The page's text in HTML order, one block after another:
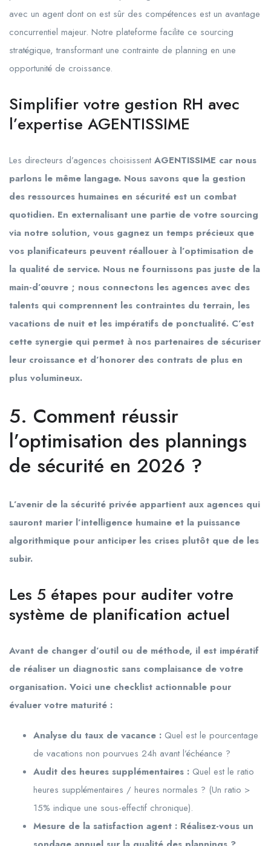
avec un agent dont on est sûr des compétences est un avantage
concurrentiel majeur. Notre plateforme facilite ce sourcing
stratégique, transformant une contrainte de planning en une
opportunité de croissance.
Simplifier votre gestion RH avec
l’expertise AGENTISSIME
Les directeurs d’agences choisissent AGENTISSIME car nous
parlons le même langage. Nous savons que la gestion
des ressources humaines en sécurité est un combat
quotidien. En externalisant une partie de votre sourcing
via notre solution, vous gagnez un temps précieux que
vos planificateurs peuvent réallouer à l’optimisation de
la qualité de service. Nous ne fournissons pas juste de la
main-d’œuvre ; nous connectons les agences avec des
talents qui comprennent les contraintes du terrain, les
vacations de nuit et les impératifs de ponctualité. C’est
cette synergie qui permet à nos partenaires de sécuriser
leur croissance et d’honorer des contrats de plus en
plus volumineux.
5. Comment réussir
l’optimisation des plannings
de sécurité en 2026 ?
L’avenir de la sécurité privée appartient aux agences qui
sauront marier l’intelligence humaine et la puissance
algorithmique pour anticiper les crises plutôt que de les
subir.
Les 5 étapes pour auditer votre
système de planification actuel
Avant de changer d’outil ou de méthode, il est impératif
de réaliser un diagnostic sans complaisance de votre
organisation. Voici une checklist actionnable pour
évaluer votre maturité :
Analyse du taux de vacance : Quel est le pourcentage
de vacations non pourvues 24h avant l’échéance ?
Audit des heures supplémentaires : Quel est le ratio
heures supplémentaires / heures normales ? (Un ratio >
15% indique une sous-effectif chronique).
Mesure de la satisfaction agent : Réalisez-vous un